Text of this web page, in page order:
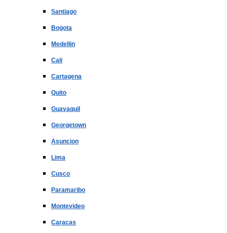
Santiago
Bogota
Medellin
Cali
Cartagena
Quito
Guayaquil
Georgetown
Asuncion
Lima
Cusco
Paramaribo
Montevideo
Caracas